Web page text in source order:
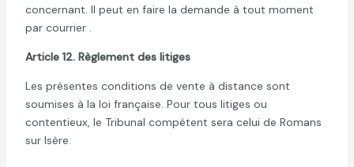
concernant. Il peut en faire la demande à tout moment
par courrier .
Article 12. Règlement des litiges
Les présentes conditions de vente à distance sont
soumises à la loi française. Pour tous litiges ou
contentieux, le Tribunal compétent sera celui de Romans
sur Isère.